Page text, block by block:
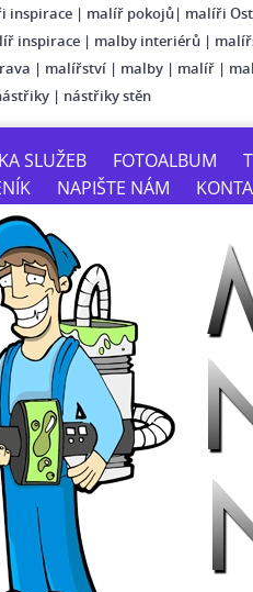
inspirace | malíř pokojů| malíři
inspirace| malby interiérů|
| malířství | malby | malíř |
| nástřiky stěn
SLUŽEB FOTOALBUM
NAPIŠTE NÁM